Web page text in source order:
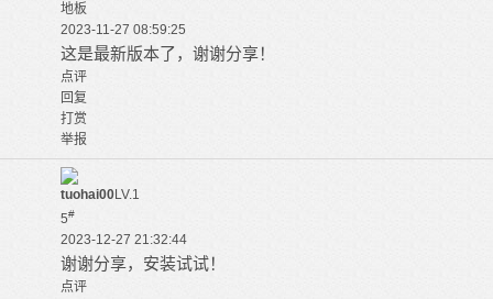
地板
2023-11-27 08:59:25
这是最新版本了，谢谢分享！
点评
回复
打赏
举报
tuohai00LV.1
5#
2023-12-27 21:32:44
谢谢分享，安装试试！
点评